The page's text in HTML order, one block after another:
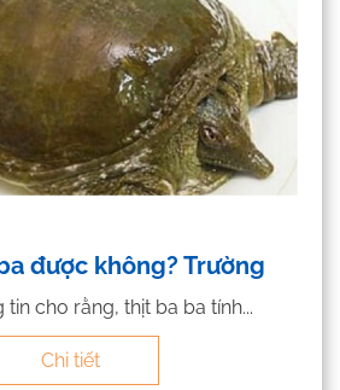
được không? Trường
cho rằng, thịt ba ba tính...
Chi tiết